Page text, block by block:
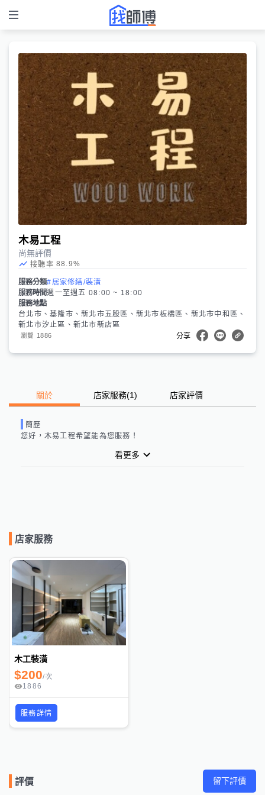
木易工程
尚無評價
接聽率 88.9%
服務分類#居家修繕/裝潢
服務時間週一至週五 08:00 ~ 18:00
服務地點
台北市、基隆市、新北市五股區、新北市板橋區、新北市中和區、
新北市汐止區、新北市新店區
瀏覽 1886 分享
關於 店家服務(1) 店家評價
簡歷
您好， 木易工程希望能為您服務！
看更多
店家服務
木工裝潢
$200/次
1886
服務詳情
評價 留下評價